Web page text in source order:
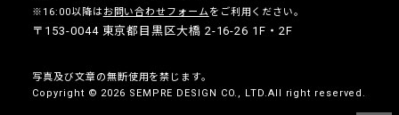
※16:00以降は お問い合わせフォームをご利用ください。
〒153-0044 東京都目黒区大橋 2-16-26 1F・2F
写真及び文章の無断使用を禁じます。
Copyright © 2026 SEMPRE DESIGN CO., LTD.All right reserved.